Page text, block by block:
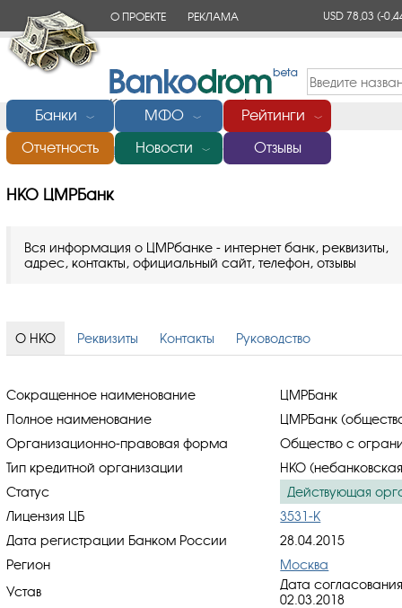
О ПРОЕКТЕ РЕКЛАМА USD 78,03(-
Банки ﹀ МФО ﹀ Рейтинги ﹀
Отчетность Новости ﹀ Отзывы
Главная/Банки России/НКО ЦМРБанк
НКО ЦМРБанк
Вся информация о ЦМРбанке - интернет банк, реквизиты,
адрес, контакты, официальный сайт, телефон, отзывы
О НКО Реквизиты Контакты Руководство
Сокращенное наименование
ЦМРБанк
Полное наименование
ЦМРБанк
Организационно-правовая форма
Общество с
Тип кредитной организации
НКО
Статус
Действующая
Лицензия ЦБ
3531-К
Дата регистрации Банком России
28.04.2015
Регион
Москва
Устав
Дата
02.03.2018